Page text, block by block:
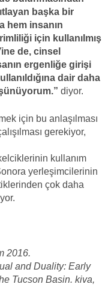
başka bir
hem insanın
için kullanılmış
de, cinsel
ergenliğe girişi
dair daha
diyor.
için bu anlaşılması
gerekiyor,
kullanım
yerleşimcilerinin
çok daha
2016.
and Duality: Early
Tucson Basin. kiva,